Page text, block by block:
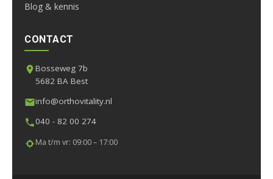
Blog & kennis
CONTACT
Bosseweg 7b
5682 BA Best
info@orthovitality.nl
040 - 82 00 274
Ma t/m vr: 09:00 – 17:00